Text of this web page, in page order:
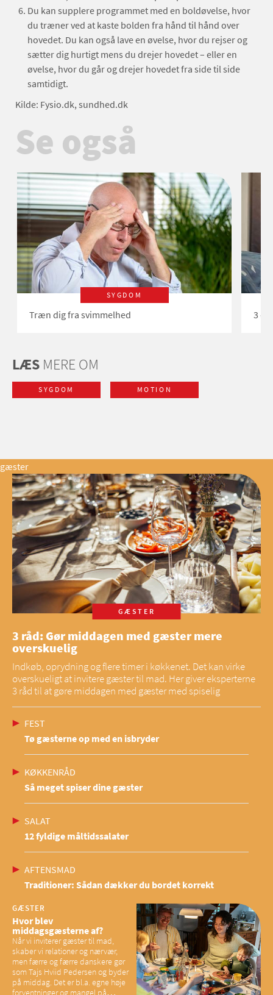
Du kan supplere programmet med en boldøvelse, hvor
du træner ved at kaste bolden fra hånd til hånd over
hovedet. Du kan også lave en øvelse, hvor du rejser og
sætter dig hurtigt mens du drejer hovedet – eller en
øvelse, hvor du går og drejer hovedet fra side til side
samtidigt.
Kilde: Fysio.dk, sundhed.dk
Se også
SYGDOM
Træn dig fra svimmelhed 3
LÆS MERE OM
SYGDOM MOTION
gæster
GÆSTER
3 råd: Gør middagen med gæster mere
overskuelig
Indkøb, oprydning og flere timer i køkkenet. Det kan virke
overskueligt at invitere gæster til mad. Her giver eksperterne
3 råd til at gøre middagen med gæster med spiselig
FEST
Tø gæsterne op med en isbryder
KØKKENRÅD
Så meget spiser dine gæster
SALAT
12 fyldige måltidssalater
AFTENSMAD
Traditioner: Sådan dækker du bordet korrekt
GÆSTER
Hvor blev
middagsgæsterne af?
Når vi inviterer gæster til mad,
skaber vi relationer og nærvær,
men færre og færre danskere gør
som Tajs Hviid Pedersen og byder
på middag. Det er bl.a. egne høje
forventninger og mangel på